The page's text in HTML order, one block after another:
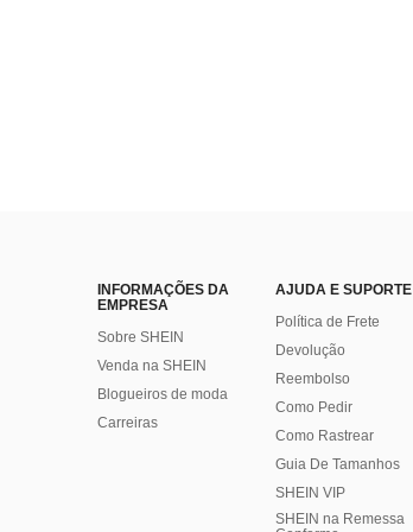
INFORMAÇÕES DA
EMPRESA
Sobre SHEIN
Venda na SHEIN
Blogueiros de moda
Carreiras
AJUDA E SUPORTE
Política de Frete
Devolução
Reembolso
Como Pedir
Como Rastrear
Guia De Tamanhos
SHEIN VIP
SHEIN na Remessa